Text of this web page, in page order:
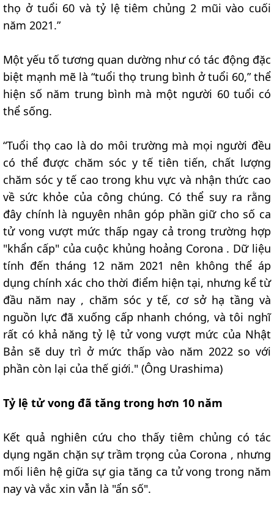
thọ ở tuổi 60 và tỷ lệ tiêm chủng 2 mũi vào cuối
năm 2021.”
Một yếu tố tương quan dường như có tác động đặc
biệt mạnh mẽ là “tuổi thọ trung bình ở tuổi 60,” thể
hiện số năm trung bình mà một người 60 tuổi có
thể sống.
“Tuổi thọ cao là do môi trường mà mọi người đều
có thể được chăm sóc y tế tiên tiến, chất lượng
chăm sóc y tế cao trong khu vực và nhận thức cao
về sức khỏe của công chúng. Có thể suy ra rằng
đây chính là nguyên nhân góp phần giữ cho số ca
tử vong vượt mức thấp ngay cả trong trường hợp
"khẩn cấp" của cuộc khủng hoảng Corona . Dữ liệu
tính đến tháng 12 năm 2021 nên không thể áp
dụng chính xác cho thời điểm hiện tại, nhưng kể từ
đầu năm nay , chăm sóc y tế, cơ sở hạ tầng và
nguồn lực đã xuống cấp nhanh chóng, và tôi nghĩ
rất có khả năng tỷ lệ tử vong vượt mức của Nhật
Bản sẽ duy trì ở mức thấp vào năm 2022 so với
phần còn lại của thế giới." (Ông Urashima)
Tỷ lệ tử vong đã tăng trong hơn 10 năm
Kết quả nghiên cứu cho thấy tiêm chủng có tác
dụng ngăn chặn sự trầm trọng của Corona , nhưng
mối liên hệ giữa sự gia tăng ca tử vong trong năm
nay và vắc xin vẫn là "ẩn số".